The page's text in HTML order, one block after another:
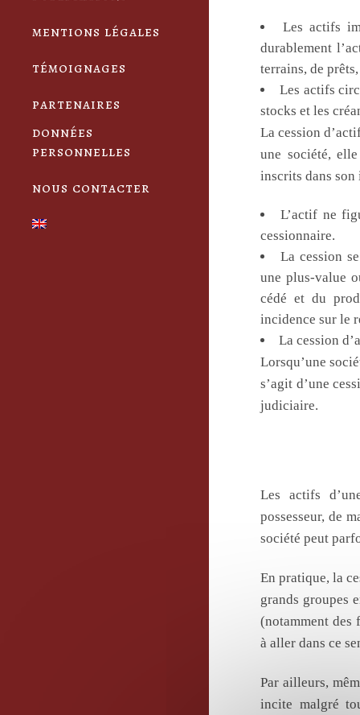
mentions légales
témoignages
partenaires
données
personnelles
nous contacter
Les actifs
durablement
terrains, de
Les actifs
stocks et les
La cession
une société,
inscrits dans
L’actif ne
cessionnaire.
La cession
une plus-value
cédé et du
incidence sur le
La cession
Lorsqu’une
s’agit d’une
judiciaire.
Les actifs
possesseur, de
société peut
En pratique, la
grands groupes
(notamment des
à aller dans ce
Par ailleurs,
incite malgré